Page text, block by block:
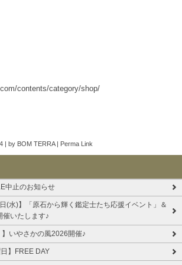
contents/category/shop/
| by BOM TERRA| Perma Link
中止のお知らせ
(水)】「原石から輝く鑑定士たち応援イベント」＆
催いたします♪
】いやさかの風2026開催♪
】FREE DAY